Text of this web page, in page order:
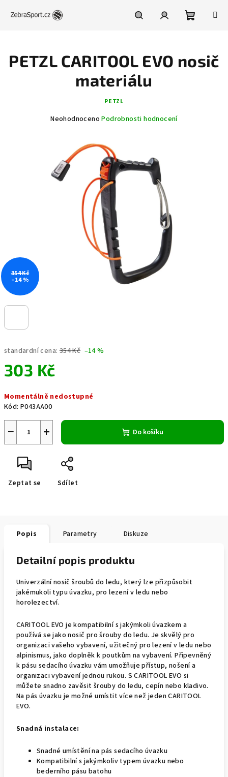
košík
standardní cena: 354 Kč –14 %
303 Kč
cena:
Momentálně nedostupné
Kód: P043AA00
+
− Do košíku
Zeptat se Sdílet
PETZL CARITOOL EVO nosič
materiálu
PETZL
Průměrné
z
5
hvězdiček.
Neohodnoceno Podrobnosti hodnocení
354 Kč
–14 %
Popis Parametry Diskuze
Detailní popis produktu
Univerzální nosič šroubů do ledu, který lze přizpůsobit
jakémukoli typu úvazku, pro lezení v ledu nebo
horolezectví.
CARITOOL EVO je kompatibilní s jakýmkoli úvazkem a
používá se jako nosič pro šrouby do ledu. Je skvělý pro
organizaci vašeho vybavení, užitečný pro lezení v ledu nebo
alpinismus, jako doplněk k poutkům na vybavení. Připevněný
k pásu sedacího úvazku vám umožňuje přístup, nošení a
organizaci vybavení jednou rukou. S CARITOOL EVO si
můžete snadno zavěsit šrouby do ledu, cepín nebo kladivo.
Na pás úvazku je možné umístit více než jeden CARITOOL
EVO.
Snadná instalace:
Snadné umístění na pás sedacího úvazku
Kompatibilní s jakýmkoliv typem úvazku nebo
bederního pásu batohu